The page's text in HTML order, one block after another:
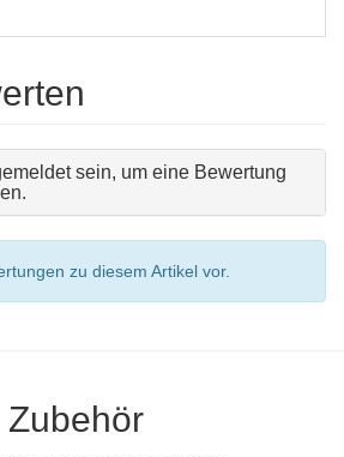
sein, um eine Bewertung
zu diesem Artikel vor.
Zubehör